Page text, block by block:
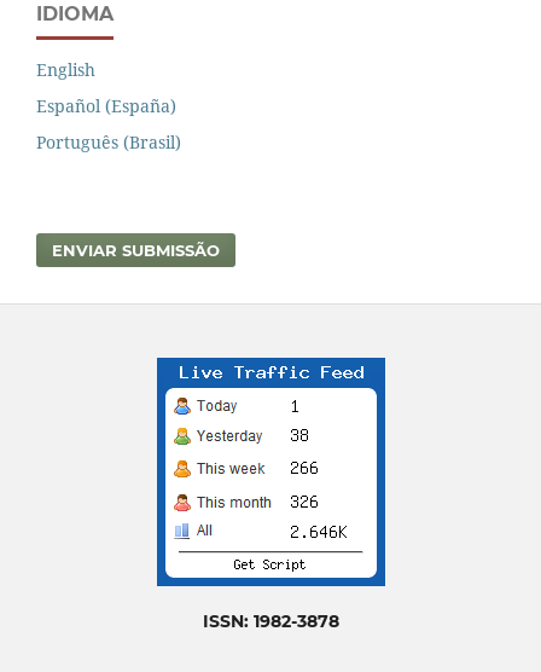
IDIOMA
English
Español (España)
Português (Brasil)
ENVIAR SUBMISSÃO
ISSN: 1982-3878